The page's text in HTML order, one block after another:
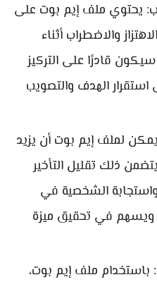
يحتوي ملف إيم بوت على
والاضطراب أثناء
قادرًا على التركيز
الهدف والتصويب
لملف إيم بوت أن يزيد
ذلك تقليل التأخير
واستجابة الشخصية في
ويسهم في تحقيق ميزة
باستخدام ملف إيم بوت،